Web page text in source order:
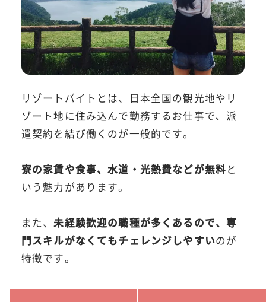
リゾートバイトとは、日本全国の観光地やリ
ゾート地に住み込んで勤務するお仕事で、派
遣契約を結び働くのが一般的です。
寮の家賃や食事、水道・光熱費などが無料と
いう魅力があります。
また、未経験歓迎の職種が多くあるので、専
門スキルがなくてもチェレンジしやすいのが
特徴です。